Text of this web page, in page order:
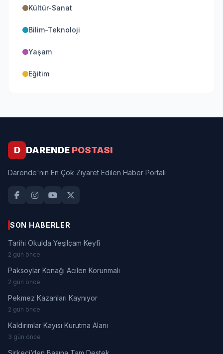
Kültür-Sanat
Bilim-Teknoloji
Yaşam
Eğitim
D DARENDE POSTASI
Darende'nin En Çok Ziyaret Edilen Haber Portalı
SON HABERLER
Tarihi Okulda Yeşilçam Keyfi
2 gün önce
Paksoylar Konağı Acilen Korunmalı
2 gün önce
Pekmez Kazanları Kaynıyor
2 gün önce
Kaldırımlar Kayısı Kurutma Alanı
3 gün önce